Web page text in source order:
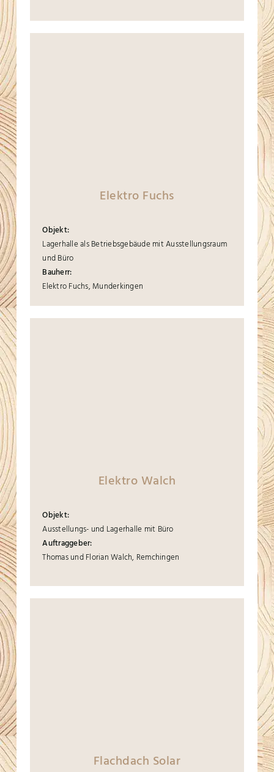
Elektro Fuchs
Objekt:
Lagerhalle als Betriebsgebäude mit Ausstellungsraum
und Büro
Bauherr:
Elektro Fuchs, Munderkingen
Elektro Walch
Objekt:
Ausstellungs- und Lagerhalle mit Büro
Auftraggeber:
Thomas und Florian Walch, Remchingen
Flachdach Solar